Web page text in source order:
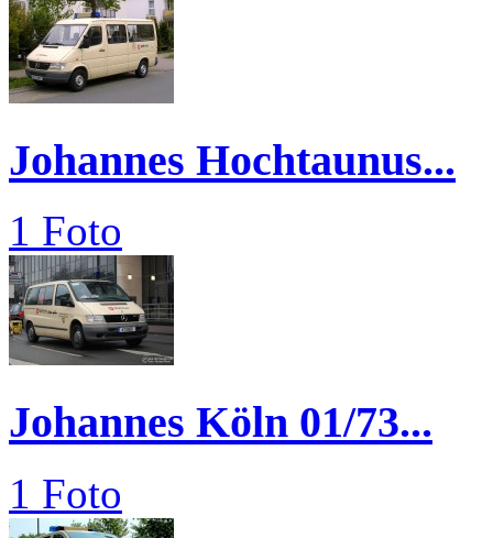
Johannes Hochtaunus...
1 Foto
Johannes Köln 01/73...
1 Foto